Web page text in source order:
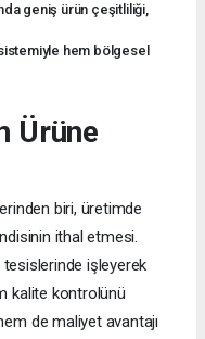
geniş ürün çeşitliliği,
hem bölgesel
Ürüne
biri, üretimde
ithal etmesi.
işleyerek
kalite kontrolünü
de maliyet avantajı